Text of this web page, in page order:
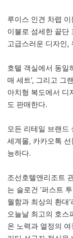
루이스 인견 차렵
이불로 섬세한 끝단
고급스러운 디자인,
호텔 객실에서 동일
매 세트’, 그리고 그
아치형 복도에서 디
도 판매한다.
모든 리테일 브랜드
세계몰, 카카오톡
능하다.
조선호텔앤리조트
는 슬로건 ‘퍼스트
월함과 최상의 환대
오늘날 최고의 호스
온 노력과 열정의